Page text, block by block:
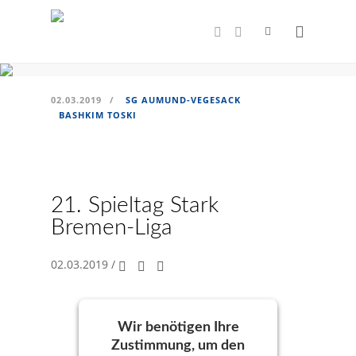
02.03.2019 /
SG AUMUND-VEGESACK
BASHKIM TOSKI
21. Spieltag Stark
Bremen-Liga
02.03.2019 /
Wir benötigen Ihre
Zustimmung, um den